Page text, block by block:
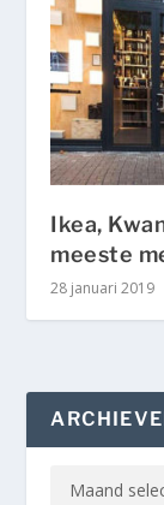
Ikea,
meeste
28 januari 2019